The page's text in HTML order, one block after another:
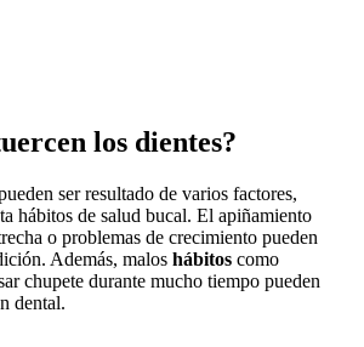
los dientes?
ser resultado de varios factores,
hábitos de salud bucal. El apiñamiento
o problemas de crecimiento pueden
Además, malos hábitos como
chupete durante mucho tiempo pueden
dental.